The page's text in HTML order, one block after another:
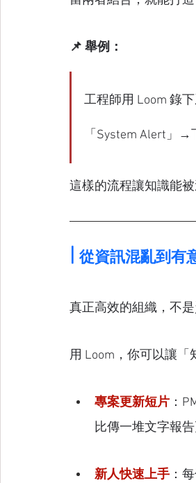
📌 舉例：
工程師用 Loom 錄
「System Alert」
這樣的流程讓知識能
| 從資訊混亂到有
真正高效的組織，不
用 Loom，你可以讓「
專案更新短片 ：
比傳一堆文字報告
新人快速上手 ：